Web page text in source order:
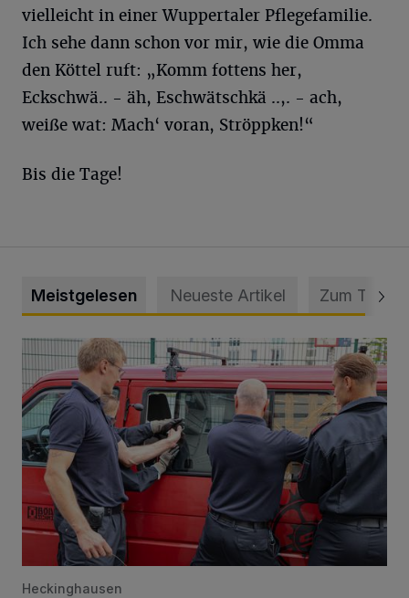
vielleicht in einer Wuppertaler Pflegefamilie.
Ich sehe dann schon vor mir, wie die Omma
den Köttel ruft: „Komm fottens her,
Eckschwä.. - äh, Eschwätschkä ..,. - ach,
weiße wat: Mach‘ voran, Ströppken!“
Bis die Tage!
Meistgelesen Neueste Artikel Zum Thema
Feuerwehr befreit Kind aus verschlossenem VW Bulli
Heckinghausen